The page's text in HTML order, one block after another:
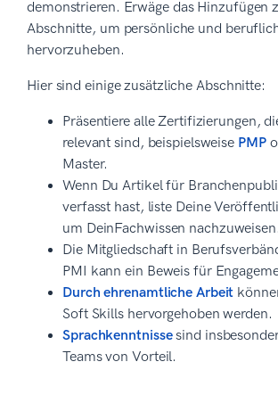
demonstrieren. Erwäge das Hinzufügen
Abschnitte, um persönliche und
hervorzuheben.
Hier sind einige zusätzliche Abschnitte:
Präsentiere alle Zertifizierungen,
relevant sind, beispielsweise PMP
Master.
Wenn Du Artikel für
verfasst hast, liste Deine
um DeinFachwissen nachzuweisen.
Die Mitgliedschaft in
PMI kann ein Beweis für
Durch ehrenamtliche Arbeit
Soft Skills hervorgehoben werden.
Sprachkenntnissesind
Teams von Vorteil.